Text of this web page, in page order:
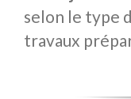
selon le type
travaux